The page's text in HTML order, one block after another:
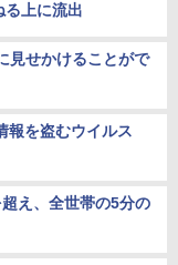
る上に流出
見せかけることがで
報を盗むウイルス
え、全世帯の5分の